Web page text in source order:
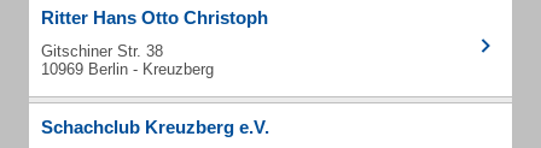
Ritter Hans Otto Christoph
Gitschiner Str. 38
10969 Berlin - Kreuzberg
Schachclub Kreuzberg e.V.